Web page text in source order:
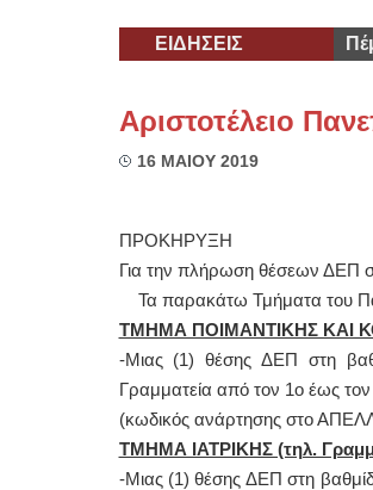
ΕΙΔΗΣΕΙΣ
Αριστοτέλειο
16 ΜΑΙΟΥ 2019
ΠΡΟΚΗΡΥΞΗ
Για την πλήρωση θέσεων ΔΕΠ
Τα παρακάτω Τμήματα του
ΤΜΗΜΑ ΠΟΙΜΑΝΤΙΚΗΣ ΚΑΙ
-Μιας (1) θέσης ΔΕΠ στη
Γραμματεία από τον 1ο έως
(κωδικός ανάρτησης στο
ΤΜΗΜΑ ΙΑΤΡΙΚΗΣ (τηλ.
-Μιας (1) θέσης ΔΕΠ στη